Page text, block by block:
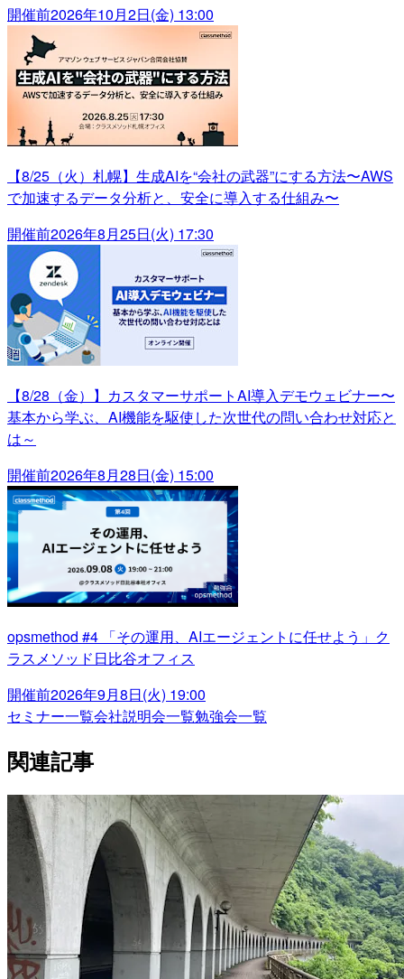
開催前2026年10月2日(金) 13:00
【8/25（火）札幌】生成AIを“会社の武器”にする方法〜AWS
で加速するデータ分析と、安全に導入する仕組み〜
開催前2026年8月25日(火) 17:30
【8/28（金）】カスタマーサポートAI導入デモウェビナー〜
基本から学ぶ、AI機能を駆使した次世代の問い合わせ対応と
は～
開催前2026年8月28日(金) 15:00
opsmethod #4 「その運用、AIエージェントに任せよう」ク
ラスメソッド日比谷オフィス
開催前2026年9月8日(火) 19:00
セミナー一覧会社説明会一覧勉強会一覧
関連記事